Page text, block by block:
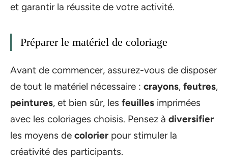
et garantir la réussite de votre activité.
Préparer le matériel de coloriage
Avant de commencer, assurez-vous de disposer
de tout le matériel nécessaire : crayons, feutres,
peintures, et bien sûr, les feuilles imprimées
avec les coloriages choisis. Pensez à diversifier
les moyens de colorier pour stimuler la
créativité des participants.